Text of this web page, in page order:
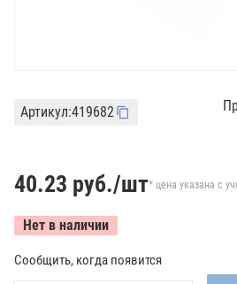
Артикул:419682
40.23 руб./шт* цена указана с
Нет в наличии
Сообщить, когда появится